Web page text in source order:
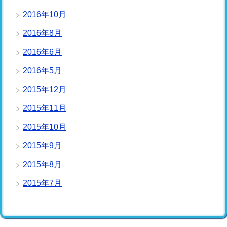
2016年10月
2016年8月
2016年6月
2016年5月
2015年12月
2015年11月
2015年10月
2015年9月
2015年8月
2015年7月